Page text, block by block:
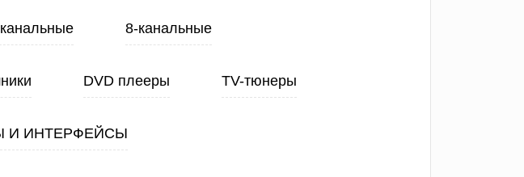
8-канальные
DVD плееры TV-тюнеры
И ИНТЕРФЕЙСЫ